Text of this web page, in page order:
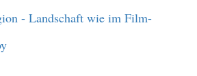
- Landschaft wie im Film-